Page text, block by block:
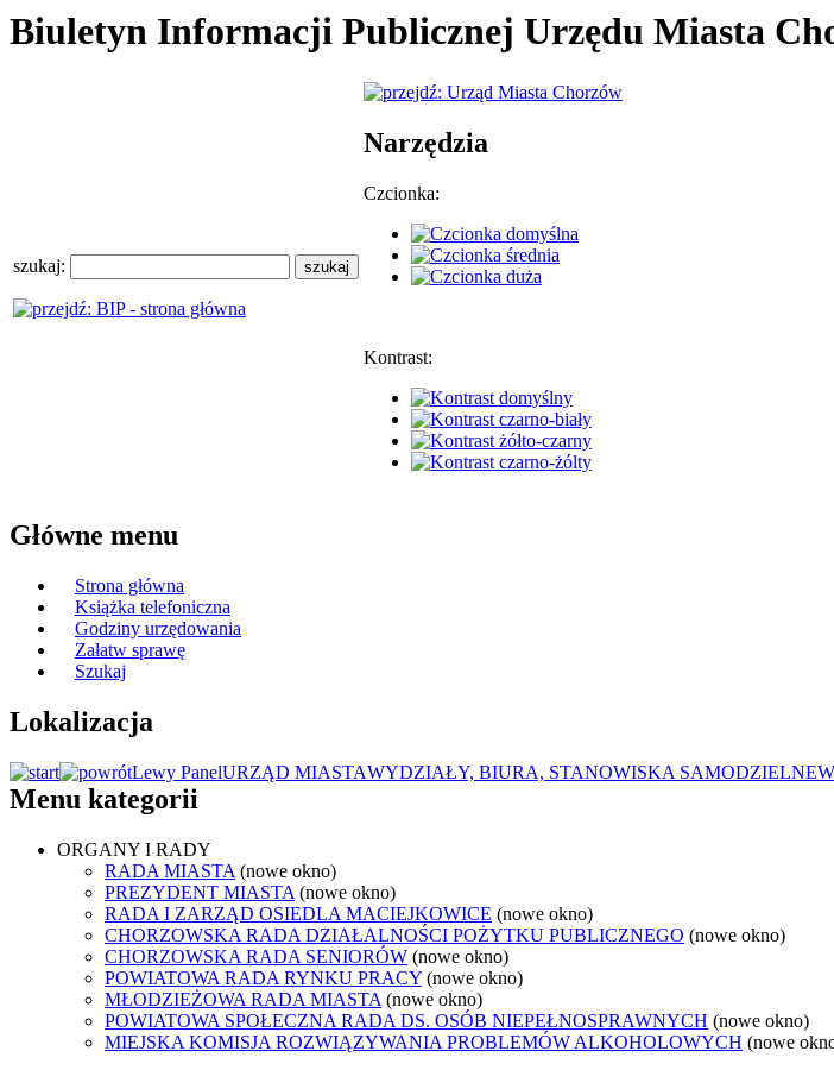
Biuletyn Informacji Publicznej Urzędu Miasta
szukaj:
Narzędzia
Czcionka:
Kontrast:
Główne menu
Strona główna
Książka telefoniczna
Godziny urzędowania
Załatw sprawę
Szukaj
Lokalizacja
Lewy PanelURZĄD MIASTAWYDZIAŁY, BIURA, STANOWISKA SAMODZIELNE
Menu kategorii
ORGANY I RADY
RADA MIASTA (nowe okno)
PREZYDENT MIASTA (nowe okno)
RADA I ZARZĄD OSIEDLA MACIEJKOWICE (nowe okno)
CHORZOWSKA RADA DZIAŁALNOŚCI POŻYTKU PUBLICZNEGO (nowe okno)
CHORZOWSKA RADA SENIORÓW (nowe okno)
POWIATOWA RADA RYNKU PRACY (nowe okno)
MŁODZIEŻOWA RADA MIASTA (nowe okno)
POWIATOWA SPOŁECZNA RADA DS. OSÓB NIEPEŁNOSPRAWNYCH (nowe okno)
MIEJSKA KOMISJA ROZWIĄZYWANIA PROBLEMÓW ALKOHOLOWYCH (nowe